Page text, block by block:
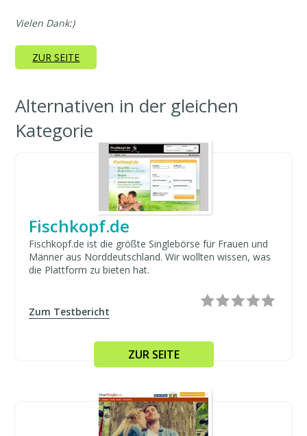
Vielen Dank:)
ZUR SEITE
Alternativen in der gleichen
Kategorie
Fischkopf.de
Fischkopf.de ist die größte Singlebörse für Frauen und
Männer aus Norddeutschland. Wir wollten wissen, was
die Plattform zu bieten hat.
Zum Testbericht
ZUR SEITE